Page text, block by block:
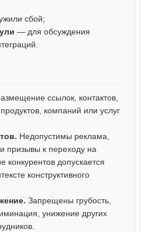
сбой;
— для обсуждения
ссылок, контактов,
компаний или услуг
Недопустимы реклама,
призывы к переходу на
допускается
конструктивного
Запрещены грубость,
унижение других